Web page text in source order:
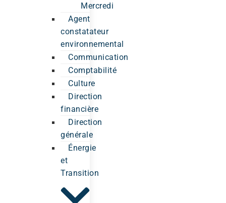
Mercredi
Agent
constatateur
environnemental
Communication
Comptabilité
Culture
Direction
financière
Direction
générale
Énergie
et
Transition